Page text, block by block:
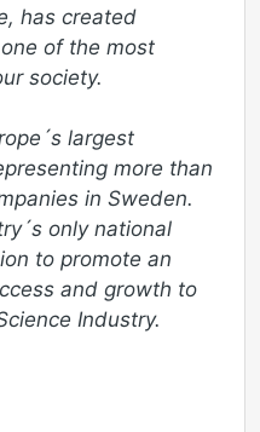
has created
of the most
society.
largest
more than
in Sweden.
only national
to promote an
and growth to
Industry.